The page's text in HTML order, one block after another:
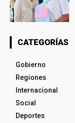
CATEGORÍAS
Gobierno
Regiones
Internacional
Social
Deportes